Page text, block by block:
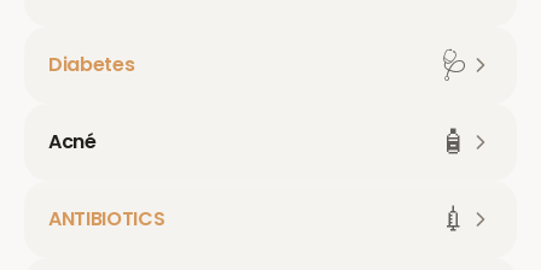
Diabetes 🩺
Acné 🧴
ANTIBIOTICS 💉